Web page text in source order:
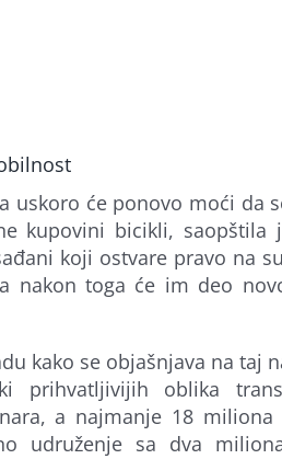
uskoro će ponovo moći da
kupovini bicikli, saopštila
koji ostvare pravo na
nakon toga će im deo
kako se objašnjava na taj
prihvatljivijih oblika
a najmanje 18 miliona
udruženje sa dva